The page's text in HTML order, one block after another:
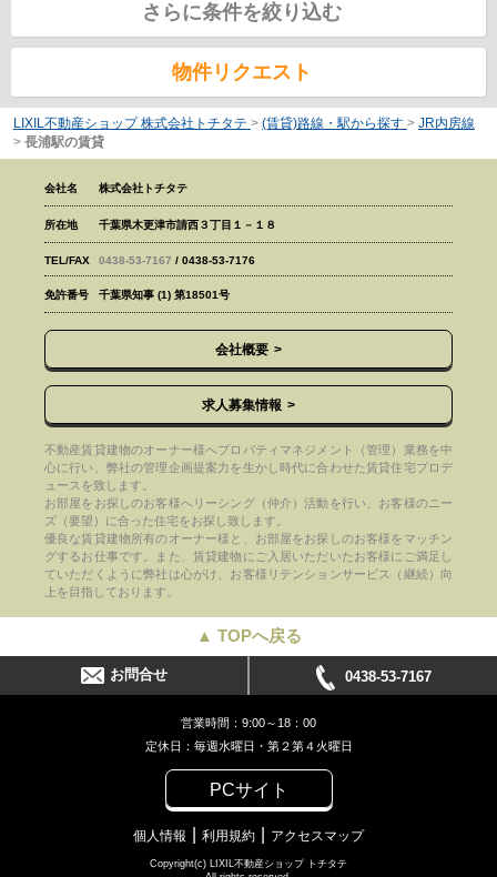
さらに条件を絞り込む
物件リクエスト
LIXIL不動産ショップ 株式会社トチタテ > (賃貸)路線・駅から探す > JR内房線
> 長浦駅の賃貸
会社名 株式会社トチタテ
所在地 千葉県木更津市請西３丁目１－１８
TEL/FAX 0438-53-7167 / 0438-53-7176
免許番号 千葉県知事 (1) 第18501号
会社概要
求人募集情報
不動産賃貸建物のオーナー様へプロパティマネジメント（管理）業務を中
心に行い、弊社の管理企画提案力を生かし時代に合わせた賃貸住宅プロデ
ュースを致します。
お部屋をお探しのお客様へリーシング（仲介）活動を行い、お客様のニー
ズ（要望）に合った住宅をお探し致します。
優良な賃貸建物所有のオーナー様と、お部屋をお探しのお客様をマッチン
グするお仕事です。また、賃貸建物にご入居いただいたお客様にご満足し
ていただくように弊社は心がけ、お客様リテンションサービス（継続）向
上を目指しております。
▲ TOPへ戻る
お問合せ 0438-53-7167
営業時間：9:00～18：00
定休日：毎週水曜日・第２第４火曜日
PCサイト
個人情報 利用規約 アクセスマップ
Copyright(c) LIXIL不動産ショップ トチタテ